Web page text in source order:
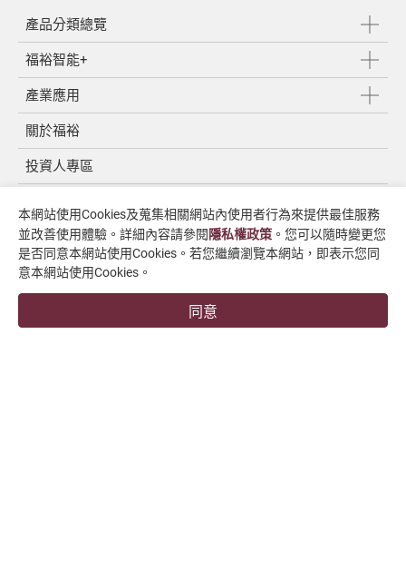
產品分類總覽
福裕智能+
產業應用
關於福裕
投資人專區
聯絡我們
支援中心
overseas1@chevalier.com.tw
本網站使用Cookies及蒐集相關網站內使用者行為來提供最佳服務
並改善使用體驗。詳細內容請參閱 隱私權政策 。您可以隨時變更您
是否同意本網站使用Cookies。若您繼續瀏覽本網站，即表示您同
意本網站使用Cookies。
同意